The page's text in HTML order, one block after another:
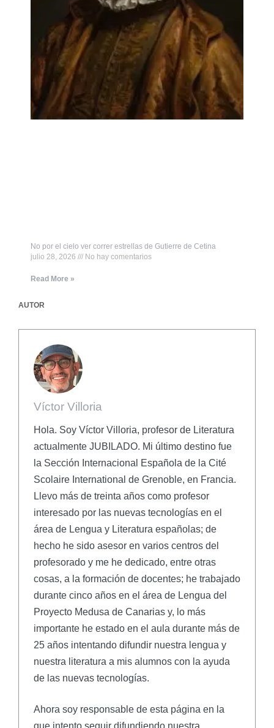
No por el cielo ver correr estrellas de Gutierre de Cetina
julio 28, 2026
No hay comentarios
Read More »
AUTOR
Víctor Villoria
Hola. Soy Víctor Villoria, profesor de Literatura
actualmente JUBILADO. Mi último destino fue
la Sección Internacional Española de la Cité
Scolaire International de Grenoble, en Francia.
Llevo más de treinta años como profesor
interesado por las nuevas tecnologías en el
área de Lengua y Literatura españolas; de
hecho he sido asesor en varios centros del
profesorado y me he dedicado, entre otras
cosas, a la formación de docentes; he trabajado
durante cinco años en el área de Lengua del
Proyecto Medusa de Canarias y, lo más
importante he estado en el aula durante más de
25 años intentando difundir nuestra lengua y
nuestra literatura a mis alumnos con la ayuda
de las nuevas tecnologías.
Ahora soy responsable de esta página en la
que intento seguir difundiendo nuestra